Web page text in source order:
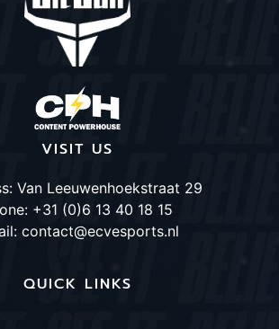
VISIT US
Van Leeuwenhoekstraat 29
+31 (0)6 13 40 18 15
contact@ecvesports.nl
QUICK LINKS